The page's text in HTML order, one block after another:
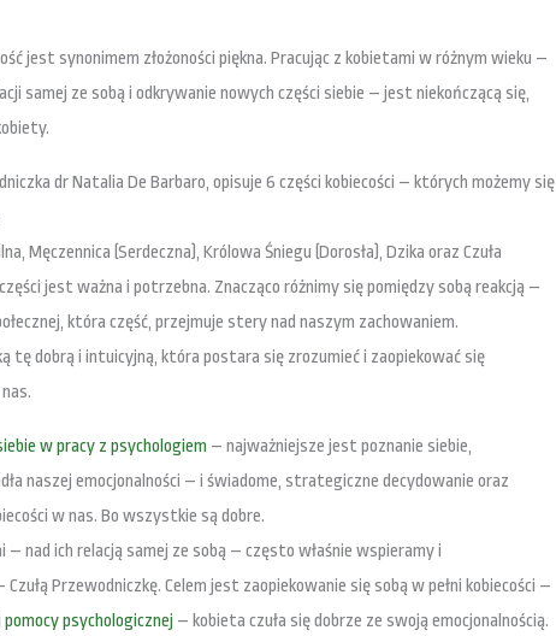
jest synonimem złożoności piękna. Pracując z kobietami w różnym wieku –
samej ze sobą i odkrywanie nowych części siebie – jest niekończącą się,
dr Natalia De Barbaro, opisuje 6 części kobiecości – których możemy się
Męczennica (Serdeczna), Królowa Śniegu (Dorosła), Dzika oraz Czuła
jest ważna i potrzebna. Znacząco różnimy się pomiędzy sobą reakcją –
która część, przejmuje stery nad naszym zachowaniem.
tę dobrą i intuicyjną, która postara się zrozumieć i zaopiekować się
w pracy z psychologiem – najważniejsze jest poznanie siebie,
naszej emocjonalności – i świadome, strategiczne decydowanie oraz
w nas. Bo wszystkie są dobre.
– nad ich relacją samej ze sobą – często właśnie wspieramy i
Przewodniczkę. Celem jest zaopiekowanie się sobą w pełni kobiecości –
pomocy psychologicznej – kobieta czuła się dobrze ze swoją emocjonalnością.